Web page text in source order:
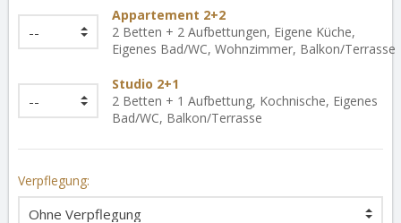
Appartement 2+2
2 Betten + 2 Aufbettungen, Eigene Küche,
Eigenes Bad/WC, Wohnzimmer, Balkon/Terrasse
Studio 2+1
2 Betten + 1 Aufbettung, Kochnische, Eigenes
Bad/WC, Balkon/Terrasse
Verpflegung: